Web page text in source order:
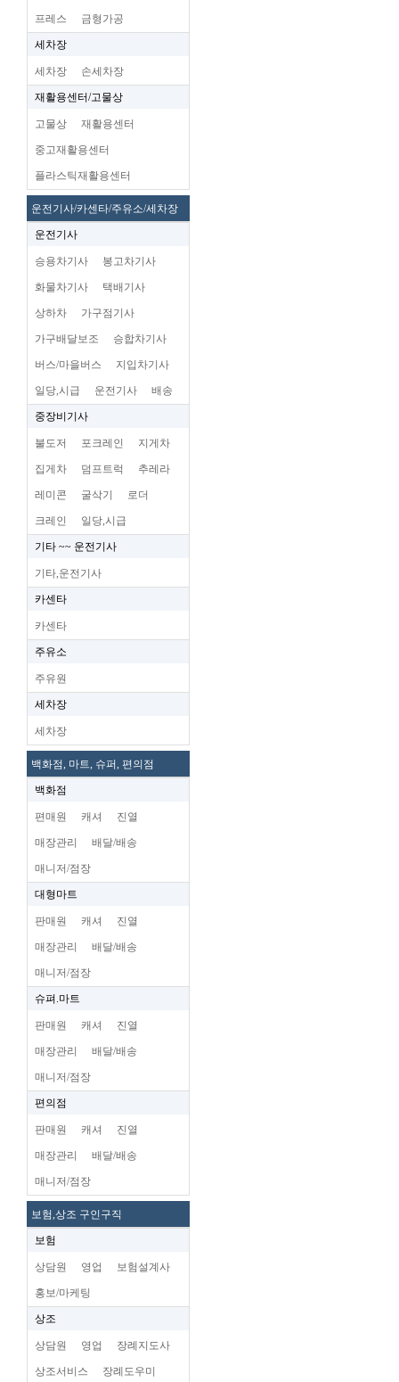
프레스 금형가공
세차장
세차장 손세차장
재활용센터/고물상
고물상 재활용센터
중고재활용센터
플라스틱재활용센터
운전기사/카센타/주유소/세차장
운전기사
승용차기사 봉고차기사
화물차기사 택배기사
상하차 가구점기사
가구배달보조 승합차기사
버스/마을버스 지입차기사
일당,시급 운전기사 배송
중장비기사
불도저 포크레인 지게차
집게차 덤프트럭 추레라
레미콘 굴삭기 로더
크레인 일당,시급
기타 ~~ 운전기사
기타,운전기사
카센타
카센타
주유소
주유원
세차장
세차장
백화점, 마트, 슈퍼, 편의점
백화점
편매원 캐셔 진열
매장관리 배달/배송
매니저/점장
대형마트
판매원 캐셔 진열
매장관리 배달/배송
매니저/점장
슈펴.마트
판매원 캐셔 진열
매장관리 배달/배송
매니저/점장
편의점
판매원 캐셔 진열
매장관리 배달/배송
매니저/점장
보험,상조 구인구직
보험
상담원 영업 보험설계사
홍보/마케팅
상조
상담원 영업 장례지도사
상조서비스 장례도우미